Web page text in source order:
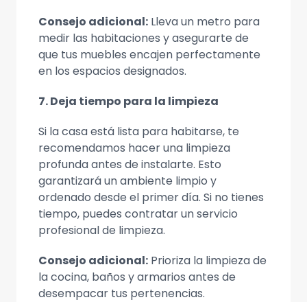
Consejo adicional: Lleva un metro para
medir las habitaciones y asegurarte de
que tus muebles encajen perfectamente
en los espacios designados.
7. Deja tiempo para la limpieza
Si la casa está lista para habitarse, te
recomendamos hacer una limpieza
profunda antes de instalarte. Esto
garantizará un ambiente limpio y
ordenado desde el primer día. Si no tienes
tiempo, puedes contratar un servicio
profesional de limpieza.
Consejo adicional: Prioriza la limpieza de
la cocina, baños y armarios antes de
desempacar tus pertenencias.